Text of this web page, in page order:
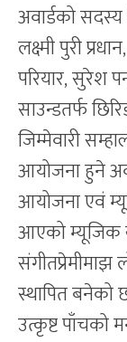
अवार्डको
लक्ष्मी पुरी
परियार, सुरेश
साउन्डतर्फ
जिम्मेवारी
आयोजना हुने
आयोजना एवं
आएको म्यूजिक
संगीतप्रेमीमाझ
स्थापित बनेको
उत्कृष्ट पाँचको